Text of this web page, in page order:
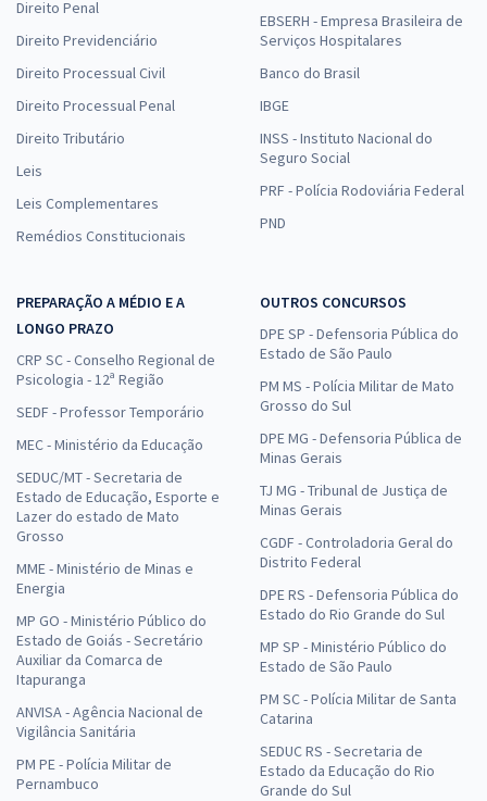
Direito Penal
Direito Previdenciário
Direito Processual Civil
Direito Processual Penal
Direito Tributário
Leis
Leis Complementares
Remédios Constitucionais
EBSERH - Empresa Brasileira de
Serviços Hospitalares
Banco do Brasil
IBGE
INSS - Instituto Nacional do
Seguro Social
PRF - Polícia Rodoviária Federal
PND
PREPARAÇÃO A MÉDIO E A
LONGO PRAZO
CRP SC - Conselho Regional de
Psicologia - 12ª Região
SEDF - Professor Temporário
MEC - Ministério da Educação
SEDUC/MT - Secretaria de
Estado de Educação, Esporte e
Lazer do estado de Mato
Grosso
MME - Ministério de Minas e
Energia
MP GO - Ministério Público do
Estado de Goiás - Secretário
Auxiliar da Comarca de
Itapuranga
ANVISA - Agência Nacional de
Vigilância Sanitária
PM PE - Polícia Militar de
Pernambuco
OUTROS CONCURSOS
DPE SP - Defensoria Pública do
Estado de São Paulo
PM MS - Polícia Militar de Mato
Grosso do Sul
DPE MG - Defensoria Pública de
Minas Gerais
TJ MG - Tribunal de Justiça de
Minas Gerais
CGDF - Controladoria Geral do
Distrito Federal
DPE RS - Defensoria Pública do
Estado do Rio Grande do Sul
MP SP - Ministério Público do
Estado de São Paulo
PM SC - Polícia Militar de Santa
Catarina
SEDUC RS - Secretaria de
Estado da Educação do Rio
Grande do Sul